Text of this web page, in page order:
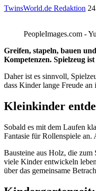
TwinsWorld.de Redaktion
PeopleImages.com -
Greifen, stapeln, bauen
Kompetenzen. Spielzeug
Daher ist es sinnvoll,
dass Kinder lange Freude
Kleinkinder
Sobald es mit dem Laufen
Fantasie für Rollenspiele an.
Bausteine aus Holz, die zum
viele Kinder entwickeln
über das gemeinsame